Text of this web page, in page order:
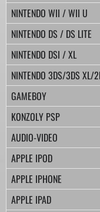
NINTENDO WII / WII U
NINTENDO DS / DS LITE
NINTENDO DSI / XL
NINTENDO 3DS/3DS XL/
GAMEBOY
KONZOLY PSP
AUDIO-VIDEO
APPLE IPOD
APPLE IPHONE
APPLE IPAD